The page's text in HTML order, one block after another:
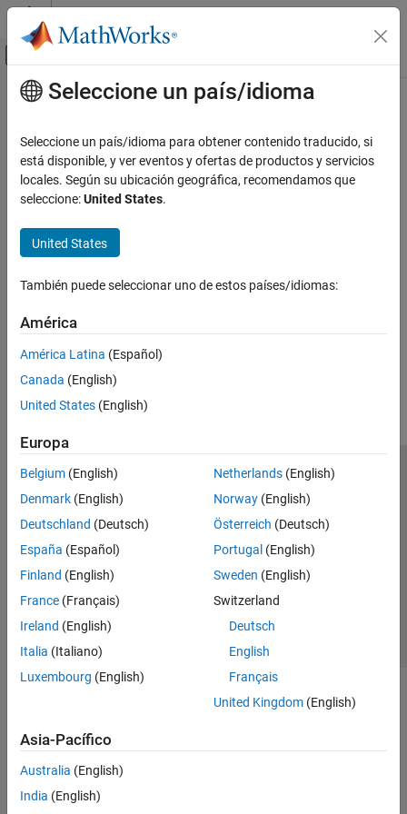
Saltar al contenido
Mostrar/ocultar menú de navegación
Inicio de Documentación
Categoría
MATLAB Test
Polyspace as You Code
Polyspace Code Prover
Polyspace Copilot
Polyspace Test
Requirements Toolbox
Simulink Check
Simulink Design Verifier
Simulink Fault Analyzer
Fault Modeling
Fault Simulation
Link Artifacts
Safety Analysis
Reporting Management
Contenido principal
How useful was this information?
Seleccione un país/idioma
Seleccione un país/idioma para obtener contenido traducido, si
está disponible, y ver eventos y ofertas de productos y servicios
locales. Según su ubicación geográfica, recomendamos que
seleccione:United States.
United States
También puede seleccionar uno de estos países/idiomas:
América
América Latina (Español)
Canada (English)
United States (English)
Europa
Belgium (English)
Denmark (English)
Deutschland (Deutsch)
España (Español)
Finland (English)
France (Français)
Ireland (English)
Italia (Italiano)
Luxembourg (English)
Netherlands(English)
Norway(English)
Österreich (Deutsch)
Portugal (English)
Sweden (English)
Switzerland
Deutsch
English
Français
United Kingdom(English)
Asia-Pacífico
Australia (English)
India (English)
Centro de confianza
Marcas comerciales
Política de privacidad
Antipiratería
Estado de las aplicaciones
Información de contacto
© 1994-2026 The MathWorks, Inc.